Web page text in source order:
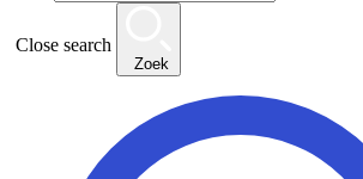
Close search
Zoek